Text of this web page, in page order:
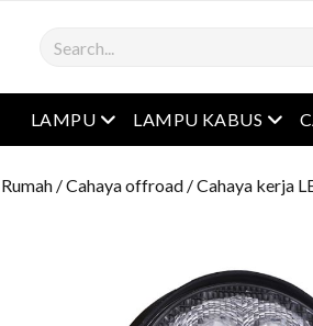
Cari
LAMPU Buka menu
LAMPU KABUS
Rumah /Cahaya offroad /Cahaya kerja